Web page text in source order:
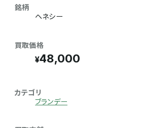
銘柄
ヘネシー
買取価格
48,000
カテゴリ
ブランデー